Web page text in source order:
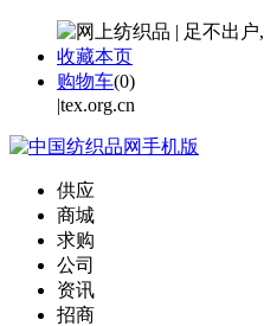
收藏本页
购物车(0)
|tex.org.cn
供应
商城
求购
公司
资讯
招商